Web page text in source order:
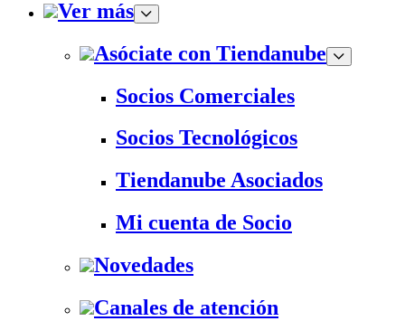
Ver más
Asóciate con Tiendanube
Socios Comerciales
Socios Tecnológicos
Tiendanube Asociados
Mi cuenta de Socio
Novedades
Canales de atención